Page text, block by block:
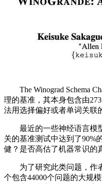
The Winograd Schema
理的基准，其本身包含由
法用选择偏好或者单词关联
最近的一些神经语言模型
关的基准测试中达到了90%
健？是否高估了机器常识的
为了研究此类问题，作者
个包含44000个问题的大规